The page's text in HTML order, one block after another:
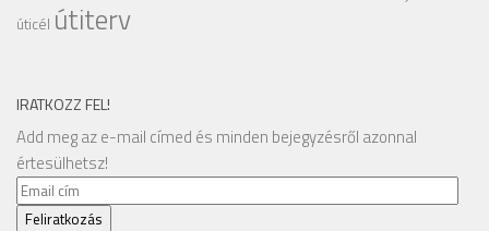
úticél útiterv
IRATKOZZ FEL!
Add meg az e-mail címed és minden bejegyzésről azonnal
értesülhetsz!
Email
cím
Feliratkozás